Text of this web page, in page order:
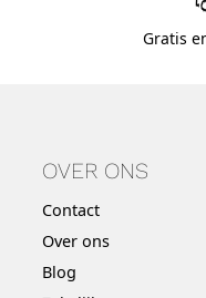
Gratis
OVER ONS
Contact
Over ons
Blog